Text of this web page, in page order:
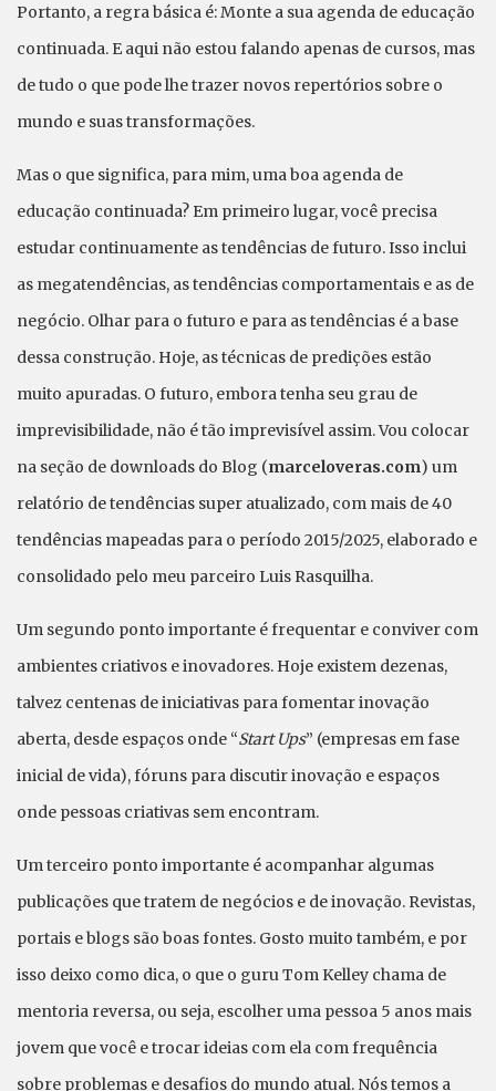
Portanto, a regra básica é: Monte a sua agenda de educação
continuada. E aqui não estou falando apenas de cursos, mas
de tudo o que pode lhe trazer novos repertórios sobre o
mundo e suas transformações.
Mas o que significa, para mim, uma boa agenda de
educação continuada? Em primeiro lugar, você precisa
estudar continuamente as tendências de futuro. Isso inclui
as megatendências, as tendências comportamentais e as de
negócio. Olhar para o futuro e para as tendências é a base
dessa construção. Hoje, as técnicas de predições estão
muito apuradas. O futuro, embora tenha seu grau de
imprevisibilidade, não é tão imprevisível assim. Vou colocar
na seção de downloads do Blog (marceloveras.com) um
relatório de tendências super atualizado, com mais de 40
tendências mapeadas para o período 2015/2025, elaborado e
consolidado pelo meu parceiro Luis Rasquilha.
Um segundo ponto importante é frequentar e conviver com
ambientes criativos e inovadores. Hoje existem dezenas,
talvez centenas de iniciativas para fomentar inovação
aberta, desde espaços onde “Start Ups” (empresas em fase
inicial de vida), fóruns para discutir inovação e espaços
onde pessoas criativas sem encontram.
Um terceiro ponto importante é acompanhar algumas
publicações que tratem de negócios e de inovação. Revistas,
portais e blogs são boas fontes. Gosto muito também, e por
isso deixo como dica, o que o guru Tom Kelley chama de
mentoria reversa, ou seja, escolher uma pessoa 5 anos mais
jovem que você e trocar ideias com ela com frequência
sobre problemas e desafios do mundo atual. Nós temos a